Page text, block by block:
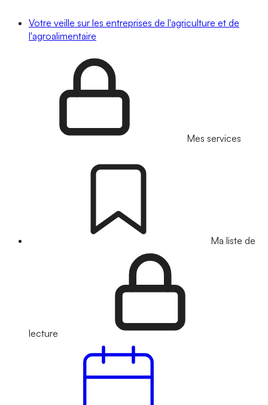
Votre veille sur les entreprises de l'agriculture et de
l'agroalimentaire
Mes services
Ma liste de
lecture